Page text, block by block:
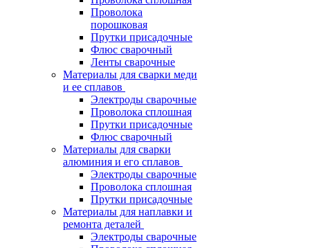
Проволока
порошковая
Прутки присадочные
Флюс сварочный
Ленты сварочные
Материалы для сварки меди
и ее сплавов
Электроды сварочные
Проволока сплошная
Прутки присадочные
Флюс сварочный
Материалы для сварки
алюминия и его сплавов
Электроды сварочные
Проволока сплошная
Прутки присадочные
Материалы для наплавки и
ремонта деталей
Электроды сварочные